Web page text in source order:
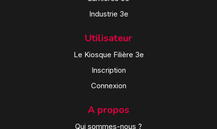
Industrie 3e
Utilisateur
Le Kiosque Filière 3e
Inscription
Connexion
A propos
Qui sommes-nous ?